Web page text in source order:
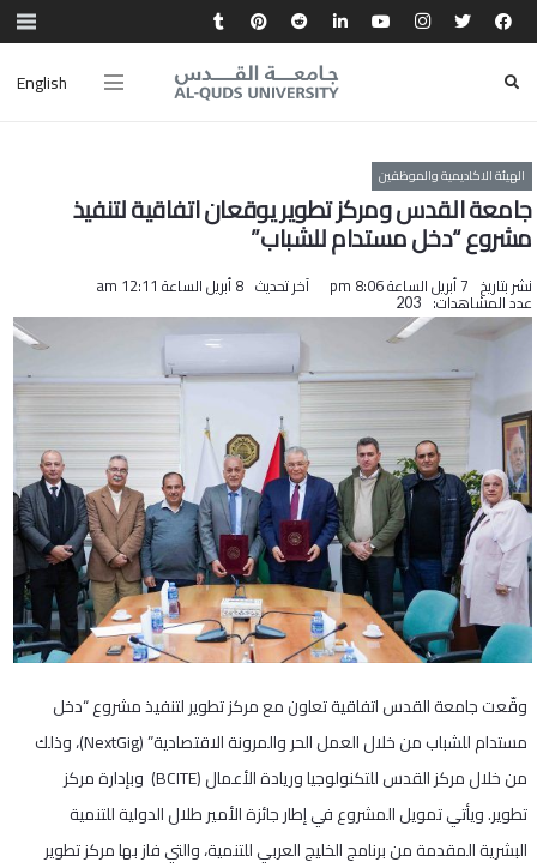
English
الهيئة الاكاديمية والموظفين
جامعة القدس ومركز تطوير يوقعان اتفاقية لتنفيذ
مشروع “دخل مستدام للشباب”
نشر بتاريخ 7 أبريل الساعة 8:06 pm آخر تحديث 8 أبريل الساعة 12:11 am
عدد المشاهدات: 203
وقّعت جامعة القدس اتفاقية تعاون مع مركز تطوير لتنفيذ مشروع “دخل
مستدام للشباب من خلال العمل الحر والمرونة الاقتصادية” (NextGig)، وذلك
من خلال مركز القدس للتكنولوجيا وريادة الأعمال (BCITE) وبإدارة مركز
تطوير. ويأتي تمويل المشروع في إطار جائزة الأمير طلال الدولية للتنمية
البشرية المقدمة من برنامج الخليج العربي للتنمية، والتي فاز بها مركز تطوير